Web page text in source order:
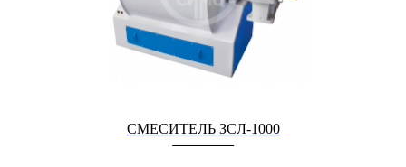
СМЕСИТЕЛЬ ЗСЛ-1000